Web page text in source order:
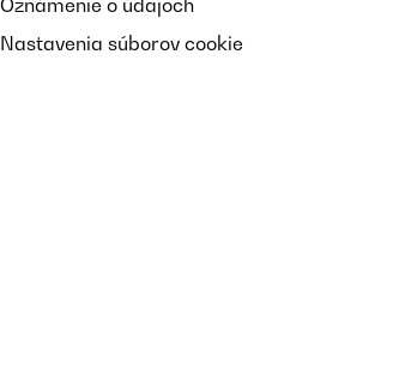
Oznámenie o údajoch
Nastavenia súborov cookie